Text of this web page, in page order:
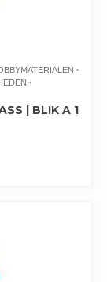
| BLIK A 1